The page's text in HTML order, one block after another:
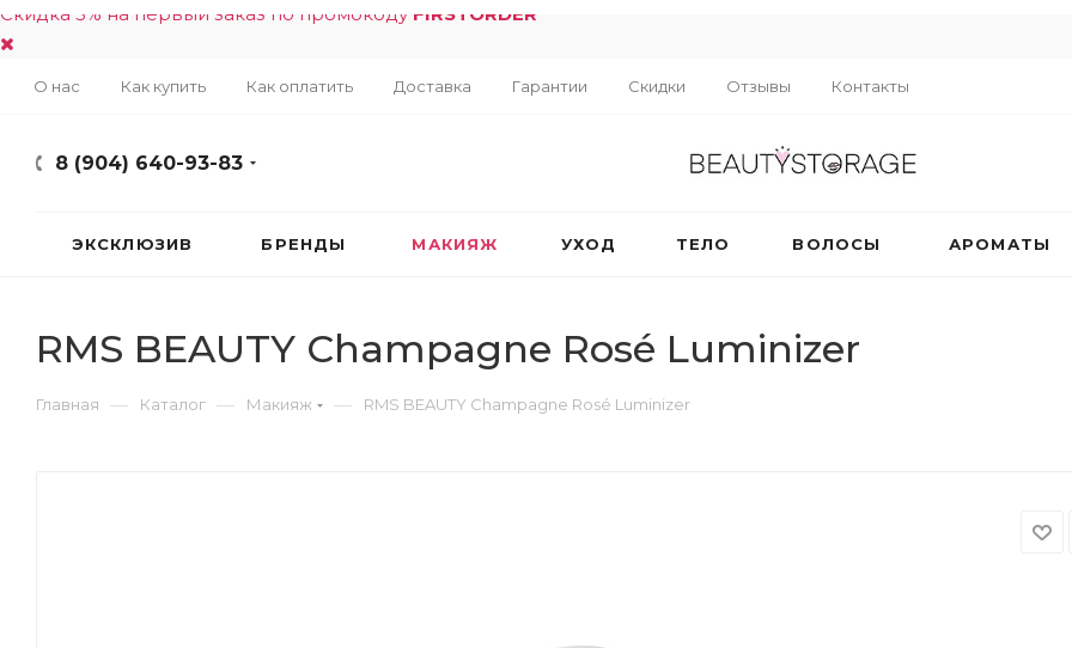
Скидка 5% на первый заказ по промокоду FIRSTORDER
О нас Как купить Как оплатить Доставка Гарантии Скидки Отзывы Контакты
8 (904) 640-93-83
ЭКСКЛЮЗИВ БРЕНДЫ МАКИЯЖ УХОД ТЕЛО ВОЛОСЫ АРОМАТЫ
RMS BEAUTY Champagne Rosé Luminizer
Главная — Каталог — Макияж — RMS BEAUTY Champagne Rosé Luminizer